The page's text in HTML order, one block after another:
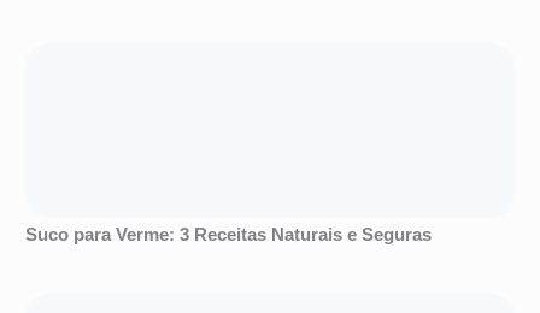
Suco para Verme: 3 Receitas Naturais e Seguras